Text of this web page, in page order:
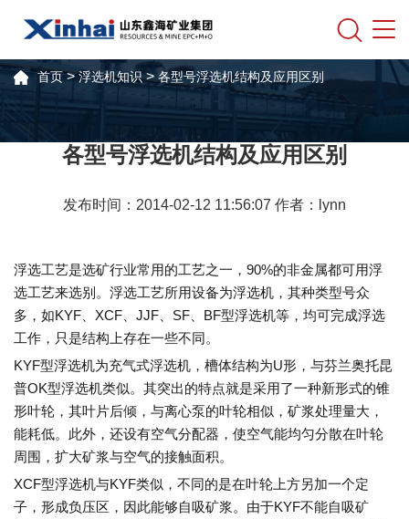
首页>浮选机知识>各型号浮选机结构及应用区别
各型号浮选机结构及应用区别
发布时间：2014-02-12 11:56:07 作者：lynn
浮选工艺是选矿行业常用的工艺之一，90%的非金属都可用浮
选工艺来选别。浮选工艺所用设备为浮选机，其种类型号众
多，如KYF、XCF、JJF、SF、BF型浮选机等，均可完成浮选
工作，只是结构上存在一些不同。
KYF型浮选机为充气式浮选机，槽体结构为U形，与芬兰奥托昆
普OK型浮选机类似。其突出的特点就是采用了一种新形式的锥
形叶轮，其叶片后倾，与离心泵的叶轮相似，矿浆处理量大，
能耗低。此外，还设有空气分配器，使空气能均匀分散在叶轮
周围，扩大矿浆与空气的接触面积。
XCF型浮选机与KYF类似，不同的是在叶轮上方另加一个定
子，形成负压区，因此能够自吸矿浆。由于KYF不能自吸矿